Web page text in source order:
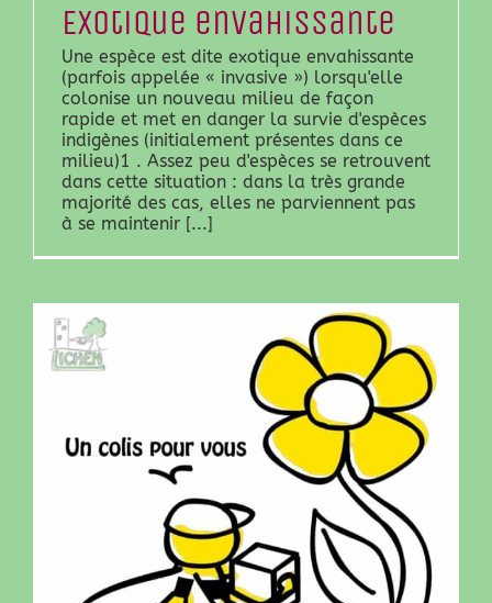
Exotique envahissante
Une espèce est dite exotique envahissante
(parfois appelée « invasive ») lorsqu'elle
colonise un nouveau milieu de façon
rapide et met en danger la survie d'espèces
indigènes (initialement présentes dans ce
milieu)1 . Assez peu d'espèces se retrouvent
dans cette situation : dans la très grande
majorité des cas, elles ne parviennent pas
à se maintenir [...]